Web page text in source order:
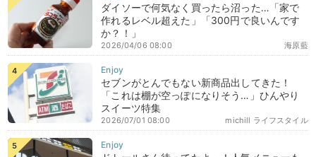
ダイソーで何気なく買ったら沼った…「家で
作れるレベル超えた」「300円で良いんです
か？！」
海原藍
2026/04/06 08:00
セブンがとんでもない新商品出してきた！
「これは棚が空っぽになりそう…」ひんやり
スイーツ特集
michill ライフスタイル
2026/07/01 08:00